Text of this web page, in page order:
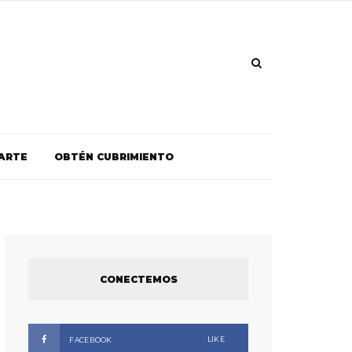
OBTÉN CUBRIMIENTO
CONECTEMOS
FACEBOOK LIKE